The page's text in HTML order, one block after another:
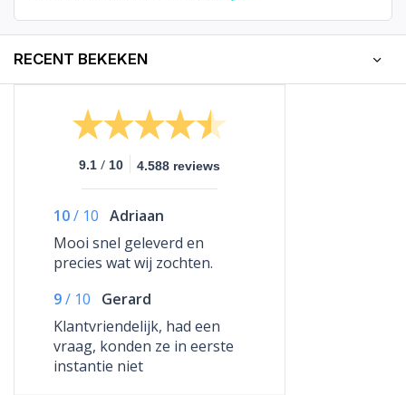
RECENT BEKEKEN
9.1 / 10 4.588 reviews
10/ 10 Adriaan
Mooi snel geleverd en
precies wat wij zochten.
9/ 10
Gerard
Klantvriendelijk, had een
vraag, konden ze in eerste
instantie niet